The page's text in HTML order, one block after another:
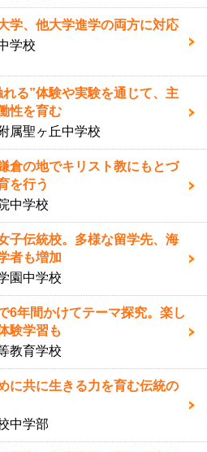
学、他大学進学の両方に対応
学校
れる”体験や実験を通じて、主
性を育む
属聖ヶ丘中学校
倉の地でキリスト教にもとづ
を行う
中学校
子伝統校。多様な留学先、海
者も増加
園中学校
6年間かけてテーマ探究。楽し
験学習も
教育学校
に共に生きる力を育む伝統の
中学部